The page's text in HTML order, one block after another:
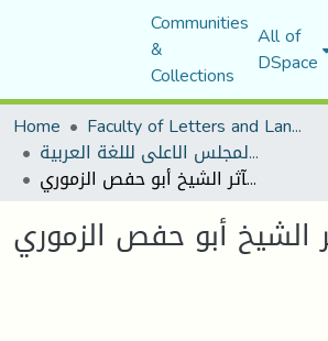
Communities
&
Collections
All of
DSpace
Home
Faculty of Letters and Languages
منشورات المجلس الاعلى لللغة العربية
من مآثر الشيخ أبو حفص الزموري
الشيخ أبو حفص الزموري